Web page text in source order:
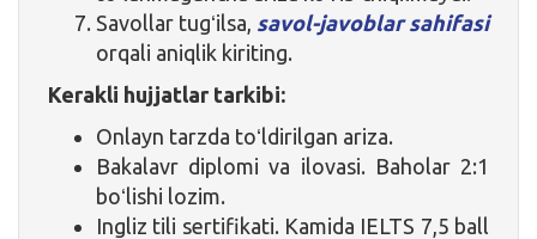
Savollar tugʻilsa, savol-javoblar sahifasi
orqali aniqlik kiriting.
Kerakli hujjatlar tarkibi:
Onlayn tarzda toʻldirilgan ariza.
Bakalavr diplomi va ilovasi. Baholar 2:1
boʻlishi lozim.
Ingliz tili sertifikati. Kamida IELTS 7,5 ball